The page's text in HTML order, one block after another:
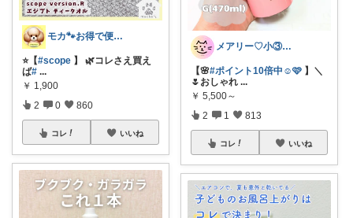
モカ🐾お得で便利💛犬とのおうち時間
⭐️【#scope 】 🌿コレさえ買え
ば# ...
￥ 1,900
2 0 860
コレ いいね
メアリー♡小③女の子のママ•᎑•ꕤ
【🌸#ポイント10倍中☺🩷 】＼
🌷おしゃれ ...
￥ 5,500～
2 1 813
コレ いいね